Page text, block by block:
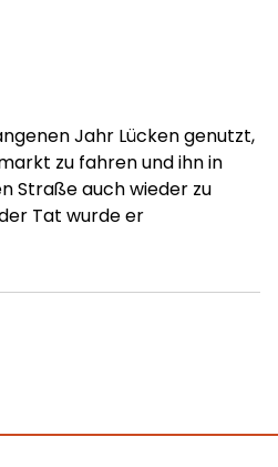
Jahr Lücken genutzt,
zu fahren und ihn in
Straße auch wieder zu
Tat wurde er